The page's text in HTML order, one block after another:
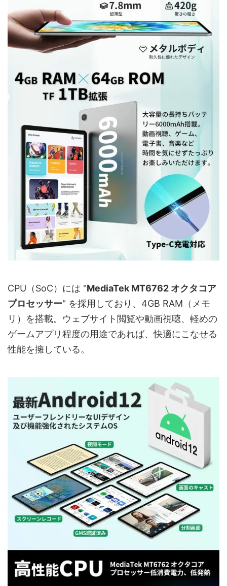
CPU（SoC）には "MediaTek MT6762 オクタコア
プロセッサー" を採用しており、4GB RAM（メモ
リ）を搭載。ウェブサイト閲覧や動画視聴、軽めの
ゲームアプリ程度の用途であれば、快適にこなせる
性能を擁している。